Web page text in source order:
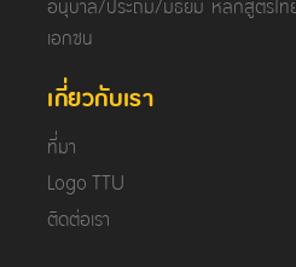
อนุบาล/ประถม/มัธยม หลักสูตรไท
เอกชน
เกี่ยวกับเรา
ที่มา
Logo TTU
ติดต่อเรา